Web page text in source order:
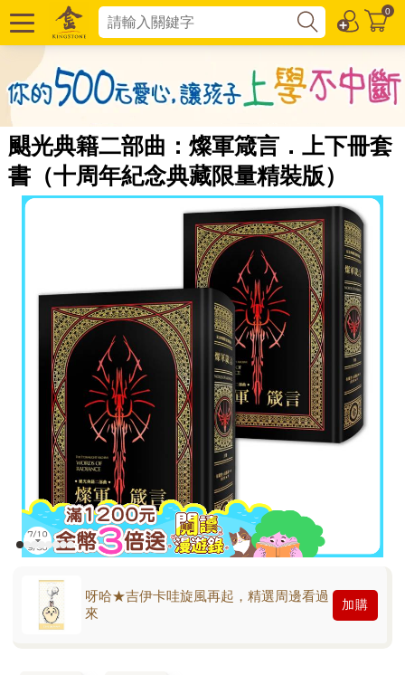
0
颶光典籍二部曲：燦軍箴言．上下冊套
書（十周年紀念典藏限量精裝版）
呀哈★吉伊卡哇旋風再起，精選周邊看過
來
加購